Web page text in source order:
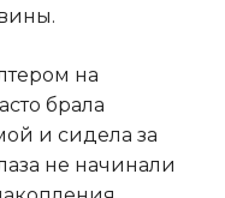
на
брала
и сидела за
не начинали